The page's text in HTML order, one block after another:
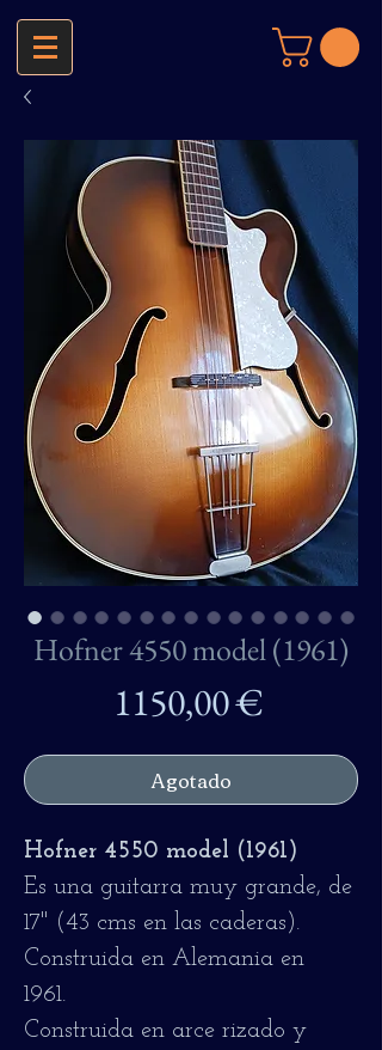
Hofner 4550 model (1961)
1150,00 €Precio
Agotado
Hofner 4550 model (1961)
Es una guitarra muy grande, de
17" (43 cms en las caderas).
Construida en Alemania en
1961.
Construida en arce rizado y